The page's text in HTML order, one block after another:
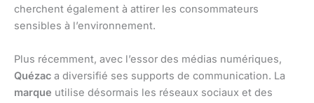
cherchent également à attirer les consommateurs
sensibles à l’environnement.
Plus récemment, avec l’essor des médias numériques,
Quézac a diversifié ses supports de communication. La
marque utilise désormais les réseaux sociaux et des